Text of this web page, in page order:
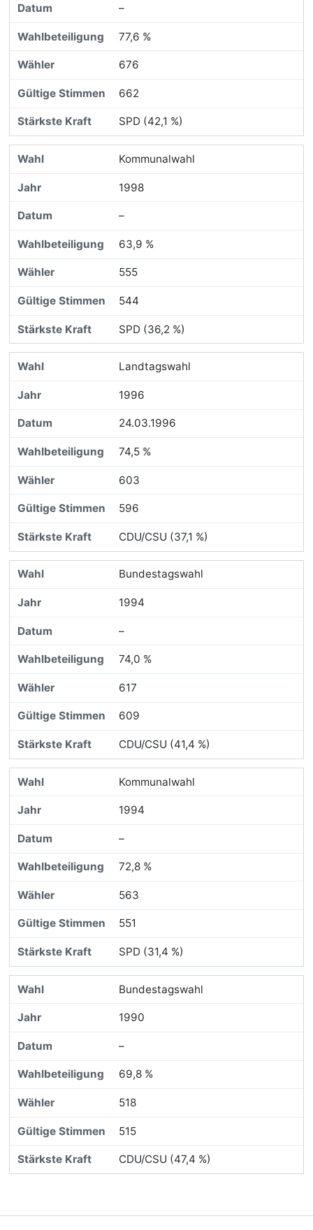
–
77,6 %
676
662
SPD (42,1 %)
Kommunalwahl
1998
–
63,9 %
555
544
SPD (36,2 %)
Landtagswahl
1996
24.03.1996
74,5 %
603
596
CDU/CSU (37,1 %)
Bundestagswahl
1994
–
74,0 %
617
609
CDU/CSU (41,4 %)
Kommunalwahl
1994
–
72,8 %
563
551
SPD (31,4 %)
Bundestagswahl
1990
–
69,8 %
518
515
CDU/CSU (47,4 %)